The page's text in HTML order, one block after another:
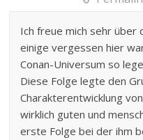
Ich freue mich sehr über
einige vergessen hier
Conan-Universum so
Diese Folge legte den
Charakterentwicklung
wirklich guten und
erste Folge bei der ihm